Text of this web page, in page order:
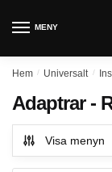
MENY
Hem / Universalt /
Adaptrar -
Visa menyn